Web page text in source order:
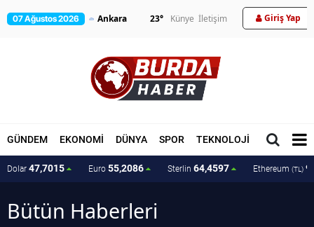
07 Ağustos 2026 23° Künye İletişim Giriş Yap
GÜNDEM EKONOMİ DÜNYA SPOR TEKNOLOJİ MAGAZİN
Dolar 47,7015 Euro 55,2086 Sterlin 64,4597 Ethereum (TL)
Bütün Haberleri